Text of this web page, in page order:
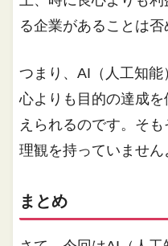
る企業があることは否
つまり、AI（人工知
心よりも目的の達成
えられるのです。そ
理観を持っていません
まとめ